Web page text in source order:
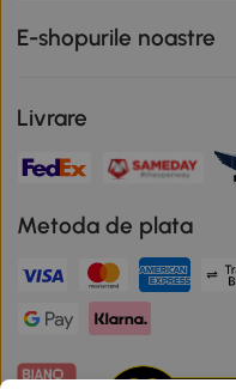
E-shopurile noastre
Livrare
Metoda de plata